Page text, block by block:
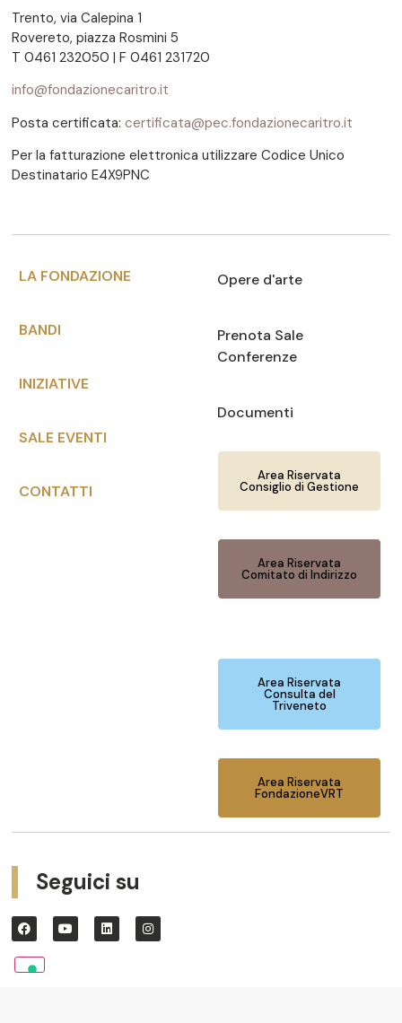
Trento, via Calepina 1
Rovereto, piazza Rosmini 5
T 0461 232050 | F 0461 231720
info@fondazionecaritro.it
Posta certificata: certificata@pec.fondazionecaritro.it
Per la fatturazione elettronica utilizzare Codice Unico
Destinatario E4X9PNC
LA FONDAZIONE
BANDI
INIZIATIVE
SALE EVENTI
CONTATTI
Opere d'arte
Prenota Sale
Conferenze
Documenti
Area Riservata
Consiglio di Gestione
Area Riservata
Comitato di Indirizzo
Area Riservata
Consulta del
Triveneto
Area Riservata
FondazioneVRT
Seguici su